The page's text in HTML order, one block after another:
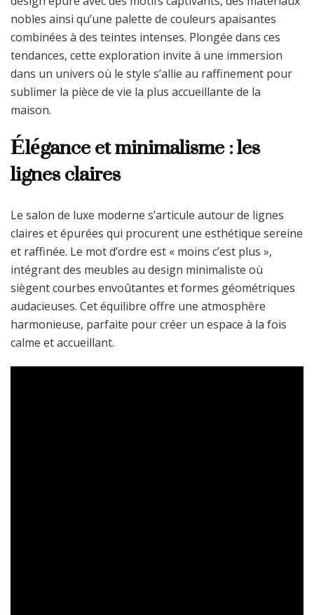
nobles ainsi qu’une palette de couleurs apaisantes
combinées à des teintes intenses. Plongée dans ces
tendances, cette exploration invite à une immersion
dans un univers où le style s’allie au raffinement pour
sublimer la pièce de vie la plus accueillante de la
maison.
Élégance et minimalisme : les
lignes claires
Le salon de luxe moderne s’articule autour de lignes
claires et épurées qui procurent une esthétique sereine
et raffinée. Le mot d’ordre est « moins c’est plus »,
intégrant des meubles au design minimaliste où
siègent courbes envoûtantes et formes géométriques
audacieuses. Cet équilibre offre une atmosphère
harmonieuse, parfaite pour créer un espace à la fois
calme et accueillant.